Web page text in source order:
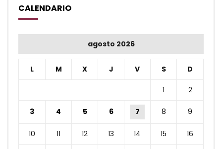
CALENDARIO
agosto 2026
L M X J V S D
1 2
3 4 5 6 7 8 9
10 11 12 13 14 15 16